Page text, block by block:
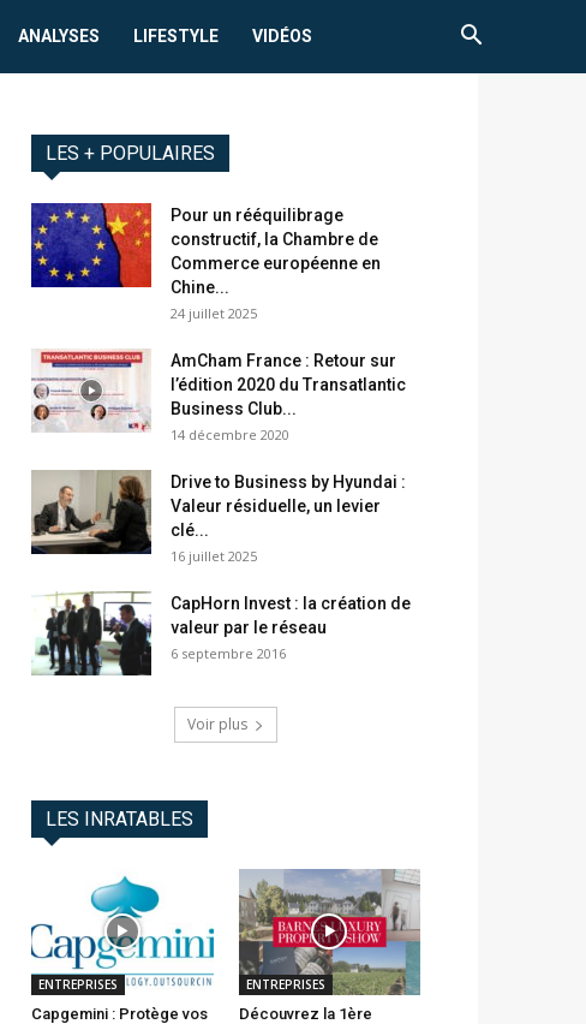
ANALYSES LIFESTYLE VIDÉOS
LES + POPULAIRES
Pour un rééquilibrage
constructif, la Chambre de
Commerce européenne en
Chine...
24 juillet 2025
AmCham France : Retour sur
l’édition 2020 du Transatlantic
Business Club...
14 décembre 2020
Drive to Business by Hyundai :
Valeur résiduelle, un levier
clé...
16 juillet 2025
CapHorn Invest : la création de
valeur par le réseau
6 septembre 2016
Voir plus
LES INRATABLES
ENTREPRISES
Capgemini : Protège vos
ENTREPRISES
Découvrez la 1ère